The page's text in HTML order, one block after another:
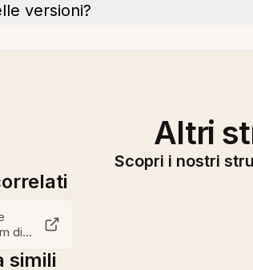
versioni?
Altri
Scopri i nostri
di
simili